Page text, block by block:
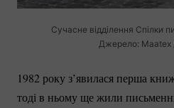
Сучасне відділення Спілки
Джерело: Maatex
1982 року з’явилася перша
тоді в ньому ще жили